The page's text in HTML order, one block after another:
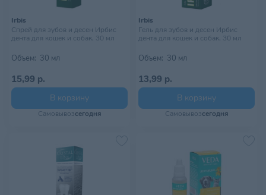
Irbis
Спрей для зубов и десен Ирбис
дента для кошек и собак, 30 мл
Объем: 30 мл
15,99 р.
В корзину
Самовывозсегодня
Irbis
Гель для зубов и десен Ирбис
дента для кошек и собак, 30 мл
Объем: 30 мл
13,99 р.
В корзину
Самовывозсегодня